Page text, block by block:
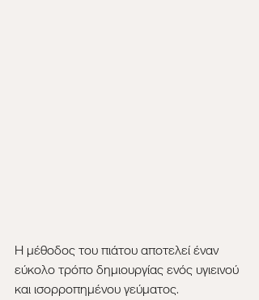
Η μέθοδος του πιάτου αποτελεί έναν
εύκολο τρόπο δημιουργίας ενός υγιεινού
και ισορροπημένου γεύματος.